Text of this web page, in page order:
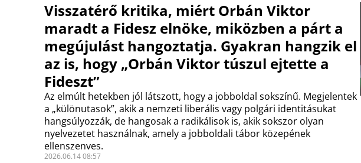
Visszatérő kritika, miért Orbán Viktor
maradt a Fidesz elnöke, miközben a párt a
megújulást hangoztatja. Gyakran hangzik el
az is, hogy „Orbán Viktor túszul ejtette a
Fideszt”
Az elmúlt hetekben jól látszott, hogy a jobboldal sokszínű. Megjelentek
a „különutasok”, akik a nemzeti liberális vagy polgári identitásukat
hangsúlyozzák, de hangosak a radikálisok is, akik sokszor olyan
nyelvezetet használnak, amely a jobboldali tábor közepének
ellenszenves.
2026.06.14 08:57